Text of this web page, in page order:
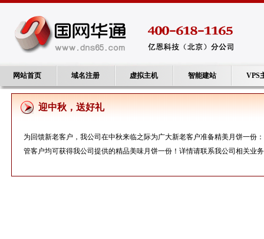
网站首页 域名注册 虚拟主机 智能建站 VPS
迎中秋，送好礼
为回馈新老客户，我公司在中秋来临之际为广大新老客户准备精美月饼一份
管客户均可获得我公司提供的精品美味月饼一份！详情请联系我公司相关业